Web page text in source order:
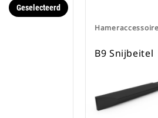
Geselecteerd
B9 Snijbeitel